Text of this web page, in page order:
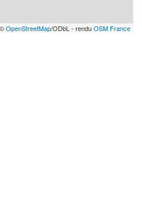
OpenStreetMap/ODbL - renduOSM France